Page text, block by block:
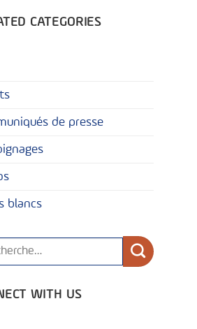
CATEGORIES
de presse
blancs
WITH US